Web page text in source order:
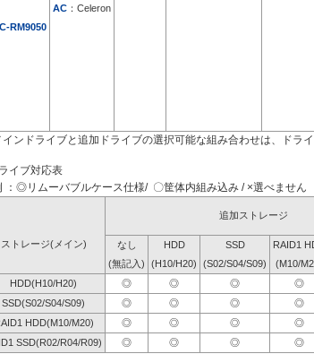
RM9050
AC ：Celeron
ンドライブと追加ドライブの選択可能な組み合わせは、ドラ
イブ対応表
：◎リムーバブルケース仕様/ 〇筐体内組み込み / ×選べません
追加ストレージ
ストレージ(メイン) なし HDD SSD RAID1
(無記入)
(H10/H20) (S02/S04/S09) (M10/
HDD(H10/H20)
◎ ◎ ◎ ◎
SSD(S02/S04/S09)
◎ ◎ ◎ ◎
HDD(M10/M20)
◎ ◎ ◎ ◎
SSD(R02/R04/R09)
◎ ◎ ◎ ◎